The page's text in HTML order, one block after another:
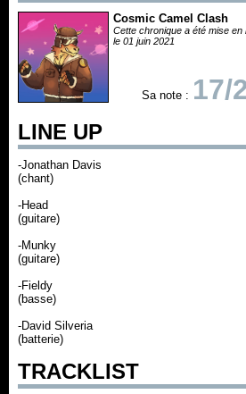
Cosmic Camel Clash
Cette chronique a été mise en
le 01 juin 2021
Sa note : 17/
LINE UP
-Jonathan Davis
(chant)
-Head
(guitare)
-Munky
(guitare)
-Fieldy
(basse)
-David Silveria
(batterie)
TRACKLIST